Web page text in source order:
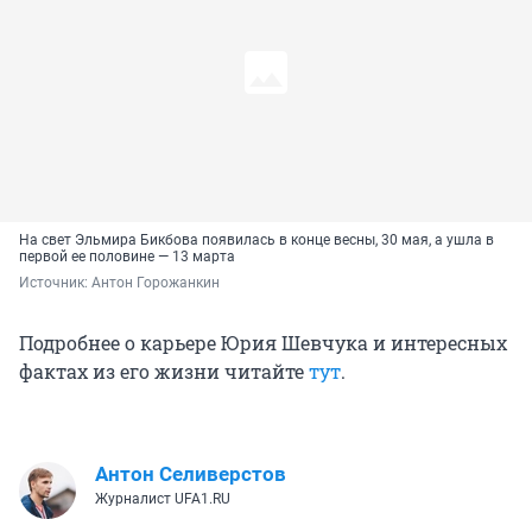
На свет Эльмира Бикбова появилась в конце весны, 30 мая, а ушла в
первой ее половине — 13 марта
Источник: Антон Горожанкин
Подробнее о карьере Юрия Шевчука и интересных
фактах из его жизни читайтетут.
Антон Селиверстов
Журналист UFA1.RU